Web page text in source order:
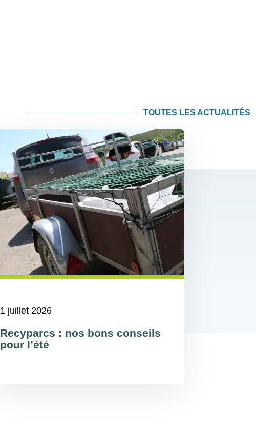
1 juillet 2026
Recyparcs : nos bons conseils
pour l’été
TOUTES LES ACTUALITÉS